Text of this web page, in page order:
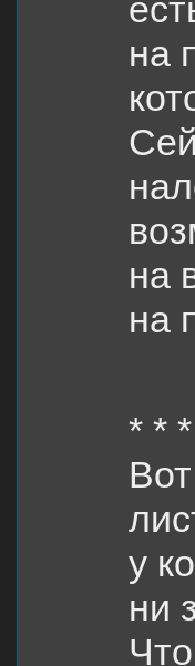
на
на
на
* * *
у
ни